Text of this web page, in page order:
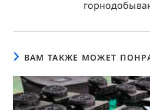
ВАМ ТАКЖЕ МОЖЕТ